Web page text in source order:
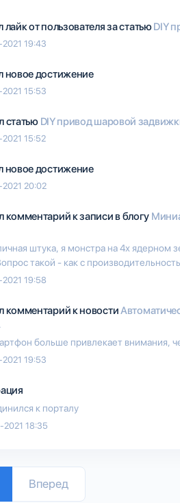
лайк от пользователяза статьюDIY
19:43
новое достижение
15:53
статью DIY привод шаровой
15:52
новое достижение
20:02
комментарий к записи в блогу
штука, я монстра на 4х ядерном
такой - как с
19:58
комментарий к новости
больше привлекает внимания,
19:53
к порталу
18:35
Вперед